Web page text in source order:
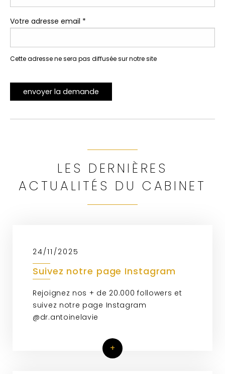
Votre adresse email *
Cette adresse ne sera pas diffusée sur notre site
envoyer la demande
LES DERNIÈRES
ACTUALITÉS DU CABINET
24/11/2025
Suivez notre page Instagram
Rejoignez nos + de 20.000 followers et
suivez notre page Instagram
@dr.antoinelavie
+